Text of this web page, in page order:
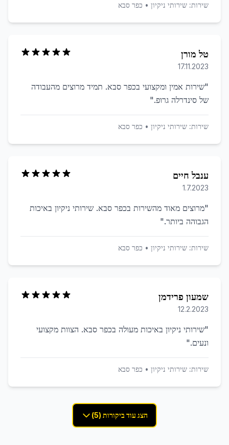
שירות: שירותי ניקיון • כפר סבא
טל מורן
17.11.2023
"שירות אמין ומקצועי בכפר סבא. תמיד מרוצים מהעבודה
של סינדרלה גרופ."
שירות: שירותי ניקיון • כפר סבא
ענבל חיים
1.7.2023
"מרוצים מאוד מהשירות בכפר סבא. שירותי ניקיון באיכות
הגבוהה ביותר."
שירות: שירותי ניקיון • כפר סבא
שמעון פרידמן
12.2.2023
"שירותי ניקיון באיכות מעולה בכפר סבא. הצוות מקצועי
ונעים."
שירות: שירותי ניקיון • כפר סבא
הצג עוד ביקורות (5)